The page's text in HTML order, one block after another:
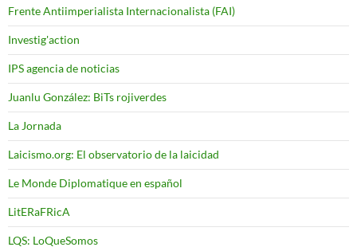
Frente Antiimperialista Internacionalista (FAI)
Investig'action
IPS agencia de noticias
Juanlu González: BiTs rojiverdes
La Jornada
Laicismo.org: El observatorio de la laicidad
Le Monde Diplomatique en español
LitERaFRicA
LQS: LoQueSomos